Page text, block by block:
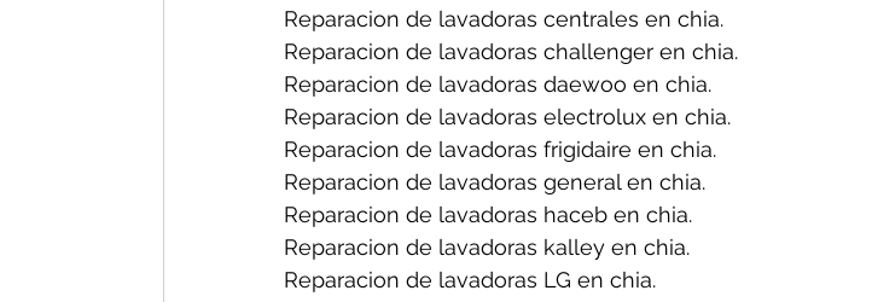
Reparacion de lavadoras centrales en chia.
Reparacion de lavadoras challenger en chia.
Reparacion de lavadoras daewoo en chia.
Reparacion de lavadoras electrolux en chia.
Reparacion de lavadoras frigidaire en chia.
Reparacion de lavadoras general en chia.
Reparacion de lavadoras haceb en chia.
Reparacion de lavadoras kalley en chia.
Reparacion de lavadoras LG en chia.